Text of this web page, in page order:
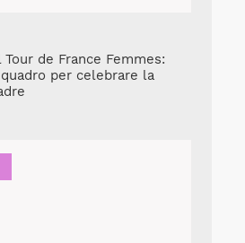
Tour de France Femmes:
per celebrare la